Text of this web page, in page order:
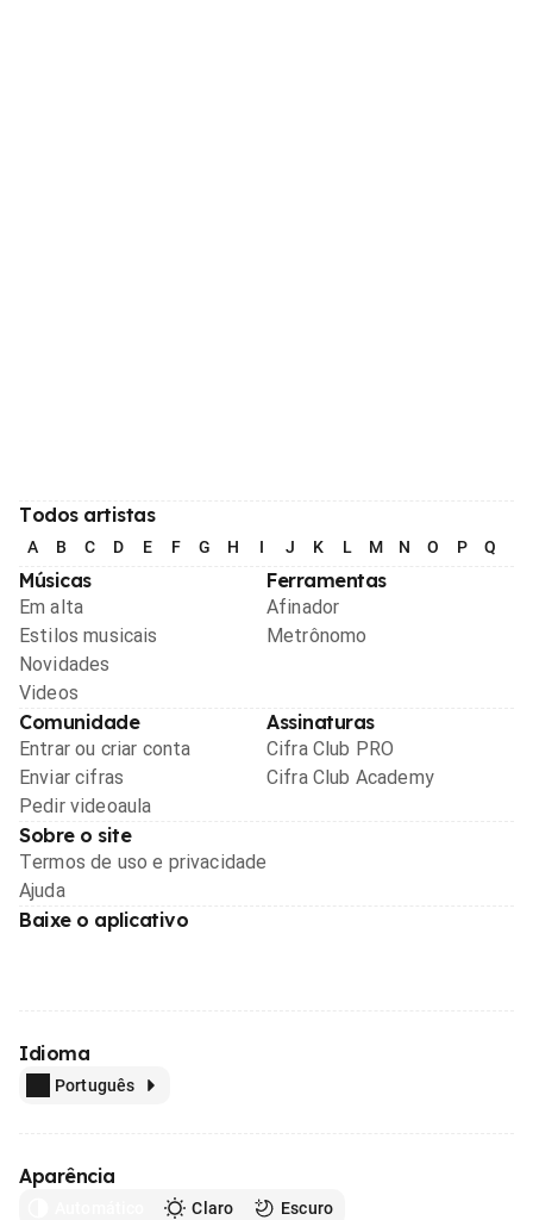
Todos artistas
A B C D E F G H I J K L M N O P Q
Músicas
Em alta
Estilos musicais
Novidades
Videos
Ferramentas
Afinador
Metrônomo
Comunidade
Entrar ou criar conta
Enviar cifras
Pedir videoaula
Assinaturas
Cifra Club PRO
Cifra Club Academy
Sobre o site
Termos de uso e privacidade
Ajuda
Baixe o aplicativo
Idioma
Português
Aparência
Claro Escuro